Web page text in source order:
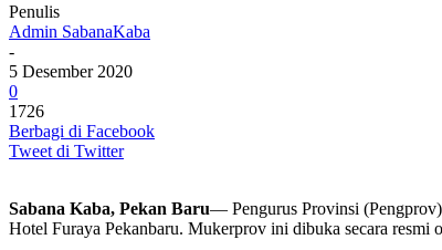
Penulis
Admin SabanaKaba
-
5 Desember 2020
0
1726
Berbagi di Facebook
Tweet di Twitter
Sabana Kaba, Pekan Baru— Pengurus Provinsi
Hotel Furaya Pekanbaru. Mukerprov ini dibuka secara